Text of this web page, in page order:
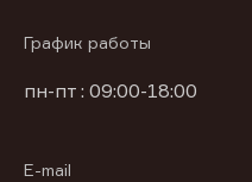
График работы
пн-пт : 09:00-18:00
E-mail